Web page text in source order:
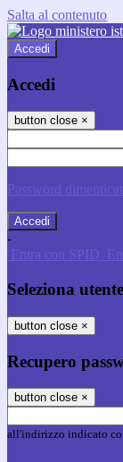
Salta al contenuto
Accedi
Accedi
button close ×
Password
-
Entra con SPID
Seleziona utente
button close ×
Recupero
button close ×
all'indirizzo indicato